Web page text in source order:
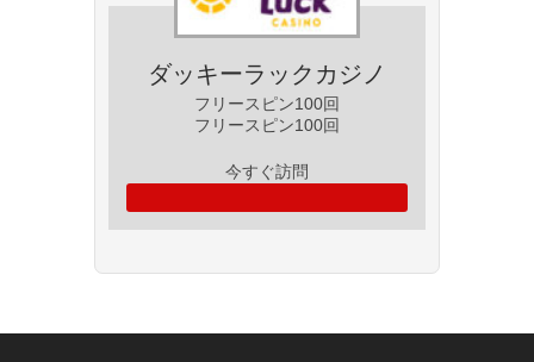
ダッキーラックカジノ
フリースピン100回
フリースピン100回
今すぐ訪問